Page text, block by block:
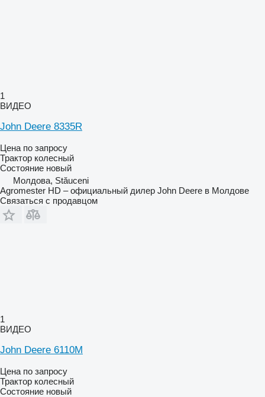
1
ВИДЕО
John Deere 8335R
Цена по запросу
Трактор колесный
Состояние новый
Молдова, Stăuceni
Agromester HD – официальный дилер John Deere в Молдове
Связаться с продавцом
1
ВИДЕО
John Deere 6110M
Цена по запросу
Трактор колесный
Состояние новый